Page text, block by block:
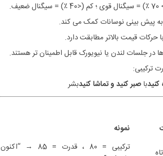
به پیش بینی نوسانات کمک می کند.
قیمت بالاتر مطابقت دارد.
جلسات لندن یا نیویورک قابل اطمینان تر هستند.
ترکیبی:
باصبر کنید و تماشا کنیدبشر
نمونه
ترکیبی = 80 ، قدرت = 85 → “اکنون